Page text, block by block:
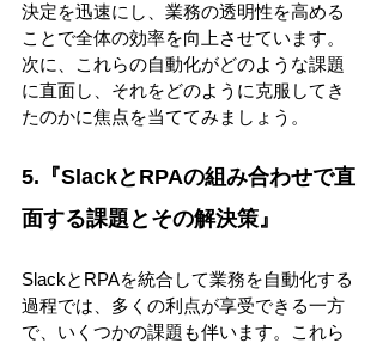
決定を迅速にし、業務の透明性を高める
ことで全体の効率を向上させています。
次に、これらの自動化がどのような課題
に直面し、それをどのように克服してき
たのかに焦点を当ててみましょう。
5.『SlackとRPAの組み合わせで直
面する課題とその解決策』
SlackとRPAを統合して業務を自動化する
過程では、多くの利点が享受できる一方
で、いくつかの課題も伴います。これら